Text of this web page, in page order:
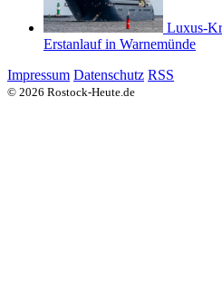
Luxus-
Erstanlauf in Warnemünde
Impressum Datenschutz RSS
© 2026 Rostock-Heute.de